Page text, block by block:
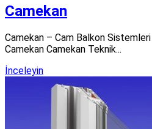
Camekan
Camekan – Cam Balkon
Camekan Camekan Teknik...
İnceleyin